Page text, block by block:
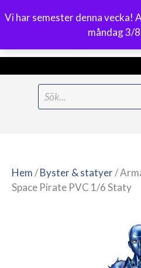
Vi har semester denna vecka!
måndag 3/
Meny
Hem/Byster & statyer/
Space Pirate PVC 1/6 Staty